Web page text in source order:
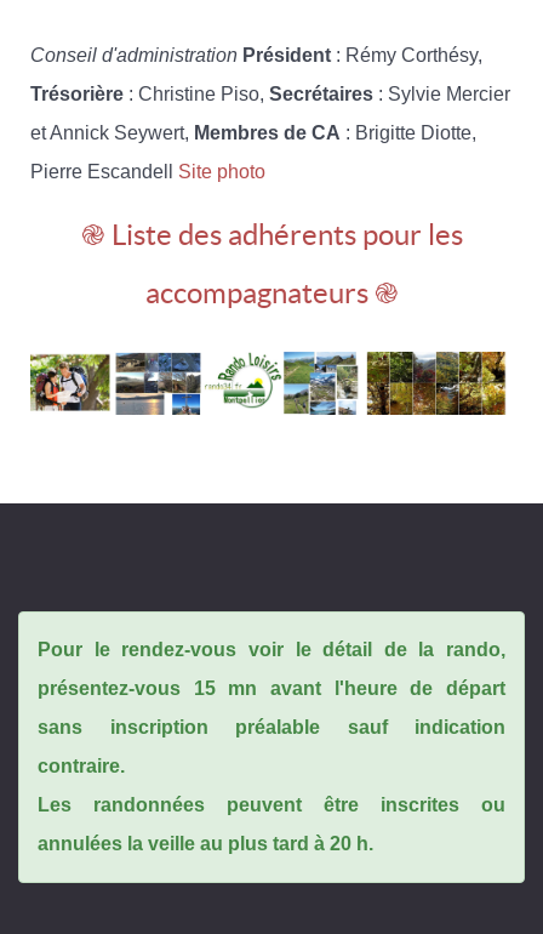
Conseil d'administration Président : Rémy Corthésy,
Trésorière : Christine Piso, Secrétaires : Sylvie Mercier
et Annick Seywert, Membres de CA : Brigitte Diotte,
Pierre Escandell Site photo
֎ Liste des adhérents pour les
accompagnateurs ֎
Pour le rendez-vous voir le détail de la rando,
présentez-vous 15 mn avant l'heure de départ
sans inscription préalable sauf indication
contraire.
Les randonnées peuvent être inscrites ou
annulées la veille au plus tard à 20 h.